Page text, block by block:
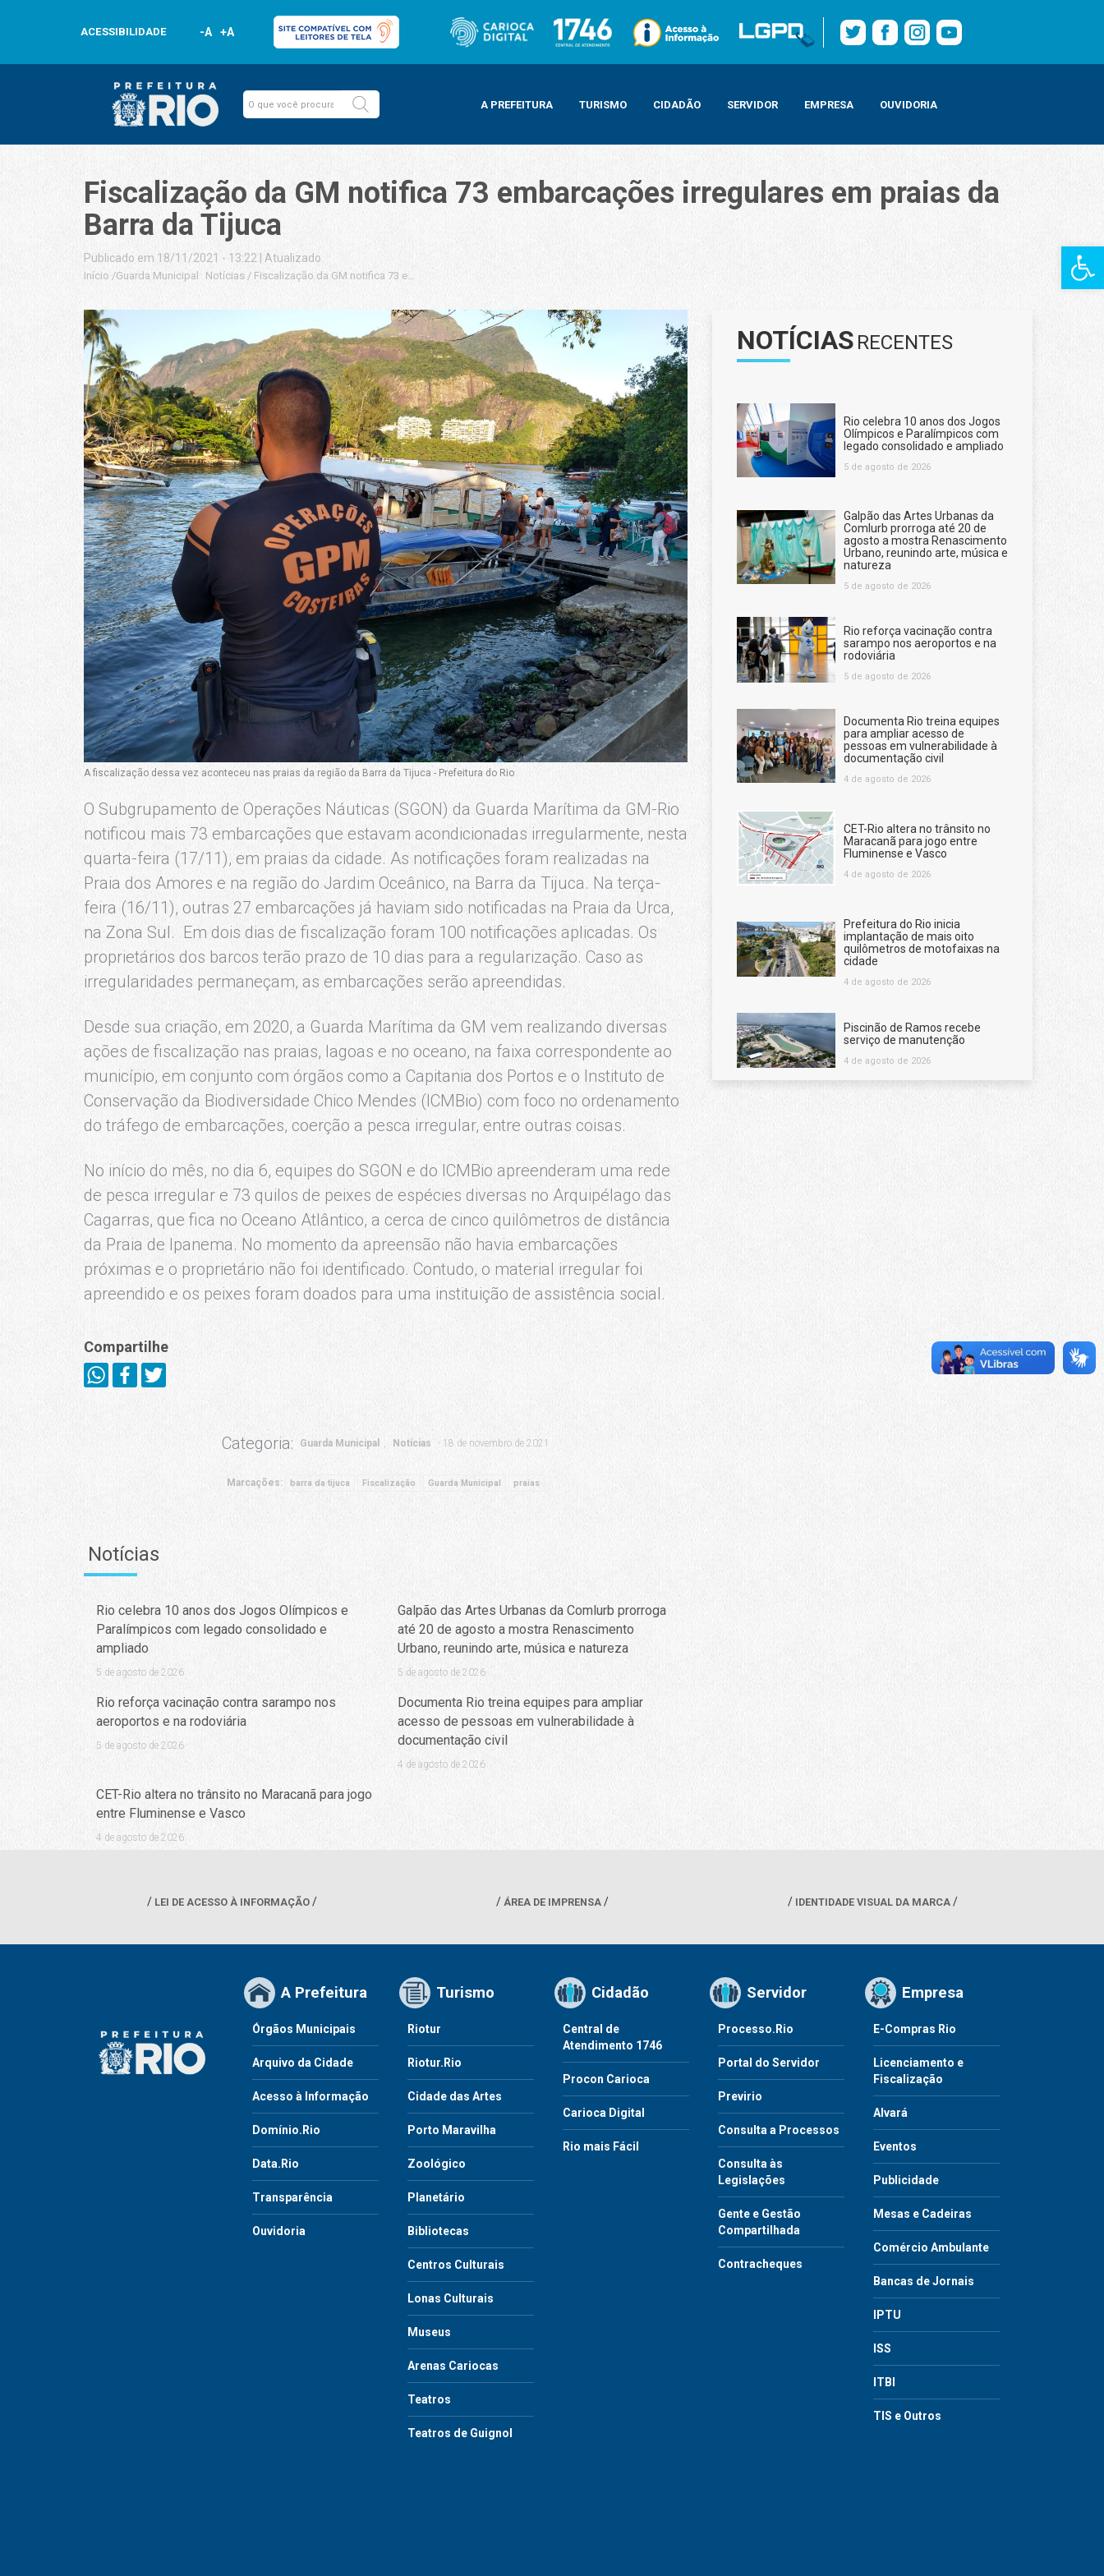
Barra de
ACESSIBILIDADE -A +A
A PREFEITURA TURISMO CIDADÃO SERVIDOR EMPRESA OUVIDORIA
Fiscalização da GM notifica 73 embarcações irregulares em praias da
Barra da Tijuca
Publicado em 18/11/2021 - 13:22 Atualizado
Início /Guarda Municipal Notícias / Fiscalização da GM notifica 73 embarcações irregulares em praias da Barra da Tijuca
A fiscalização dessa vez aconteceu nas praias da região da Barra da Tijuca - Prefeitura do Rio
O Subgrupamento de Operações Náuticas (SGON) da Guarda Marítima da GM-Rio
notificou mais 73 embarcações que estavam acondicionadas irregularmente, nesta
quarta-feira (17/11), em praias da cidade. As notificações foram realizadas na
Praia dos Amores e na região do Jardim Oceânico, na Barra da Tijuca. Na terça-
feira (16/11), outras 27 embarcações já haviam sido notificadas na Praia da Urca,
na Zona Sul. Em dois dias de fiscalização foram 100 notificações aplicadas. Os
proprietários dos barcos terão prazo de 10 dias para a regularização. Caso as
irregularidades permaneçam, as embarcações serão apreendidas.
Desde sua criação, em 2020, a Guarda Marítima da GM vem realizando diversas
ações de fiscalização nas praias, lagoas e no oceano, na faixa correspondente ao
município, em conjunto com órgãos como a Capitania dos Portos e o Instituto de
Conservação da Biodiversidade Chico Mendes (ICMBio) com foco no ordenamento
do tráfego de embarcações, coerção a pesca irregular, entre outras coisas.
No início do mês, no dia 6, equipes do SGON e do ICMBio apreenderam uma rede
de pesca irregular e 73 quilos de peixes de espécies diversas no Arquipélago das
Cagarras, que fica no Oceano Atlântico, a cerca de cinco quilômetros de distância
da Praia de Ipanema. No momento da apreensão não havia embarcações
próximas e o proprietário não foi identificado. Contudo, o material irregular foi
apreendido e os peixes foram doados para uma instituição de assistência social.
Compartilhe
Categoria: Guarda Municipal Notícias 18 de novembro de 2021
Marcações: barra da tijuca Fiscalização Guarda Municipal praias
Notícias
Rio celebra 10 anos dos Jogos Olímpicos e
Paralímpicos com legado consolidado e
ampliado
5 de agosto de 2026
Galpão das Artes Urbanas da Comlurb prorroga
até 20 de agosto a mostra Renascimento
Urbano, reunindo arte, música e natureza
5 de agosto de 2026
Rio reforça vacinação contra sarampo nos
aeroportos e na rodoviária
5 de agosto de 2026
Documenta Rio treina equipes para ampliar
acesso de pessoas em vulnerabilidade à
documentação civil
4 de agosto de 2026
CET-Rio altera no trânsito no Maracanã para jogo
entre Fluminense e Vasco
4 de agosto de 2026
NOTÍCIAS RECENTES
Rio celebra 10 anos dos Jogos
Olímpicos e Paralímpicos com
legado consolidado e ampliado
5 de agosto de 2026
Galpão das Artes Urbanas da
Comlurb prorroga até 20 de
agosto a mostra Renascimento
Urbano, reunindo arte, música e
natureza
5 de agosto de 2026
Rio reforça vacinação contra
sarampo nos aeroportos e na
rodoviária
5 de agosto de 2026
Documenta Rio treina equipes
para ampliar acesso de
pessoas em vulnerabilidade à
documentação civil
4 de agosto de 2026
CET-Rio altera no trânsito no
Maracanã para jogo entre
Fluminense e Vasco
4 de agosto de 2026
Prefeitura do Rio inicia
implantação de mais oito
quilômetros de motofaixas na
cidade
4 de agosto de 2026
Piscinão de Ramos recebe
serviço de manutenção
4 de agosto de 2026
LEI DE ACESSO À INFORMAÇÃO ÁREA DE IMPRENSA IDENTIDADE VISUAL DA MARCA
A Prefeitura
Órgãos Municipais
Arquivo da Cidade
Acesso à Informação
Domínio.Rio
Data.Rio
Transparência
Ouvidoria
Turismo
Riotur
Riotur.Rio
Cidade das Artes
Porto Maravilha
Zoológico
Planetário
Bibliotecas
Centros Culturais
Lonas Culturais
Museus
Arenas Cariocas
Teatros
Teatros de Guignol
Cidadão
Central de
Atendimento 1746
Procon Carioca
Carioca Digital
Rio mais Fácil
Servidor
Processo.Rio
Portal do Servidor
Previrio
Consulta a Processos
Consulta às
Legislações
Gente e Gestão
Compartilhada
Contracheques
Empresa
E-Compras Rio
Licenciamento e
Fiscalização
Alvará
Eventos
Publicidade
Mesas e Cadeiras
Comércio Ambulante
Bancas de Jornais
IPTU
ISS
ITBI
TIS e Outros